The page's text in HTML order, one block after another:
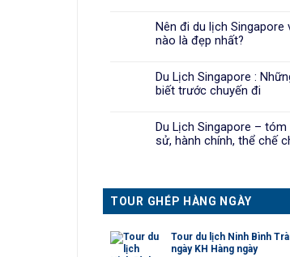
Nên đi du lịch Singapore
nào là đẹp nhất?
Du Lịch Singapore :
biết trước chuyến đi
Du Lịch Singapore –
sử, hành chính, thể chế
TOUR GHÉP HÀNG NGÀY
Tour du lịch Ninh Bình
ngày KH Hàng ngày